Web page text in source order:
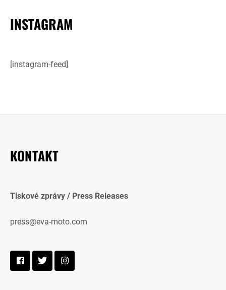
INSTAGRAM
[instagram-feed]
KONTAKT
Tiskové zprávy / Press Releases
press@eva-moto.com